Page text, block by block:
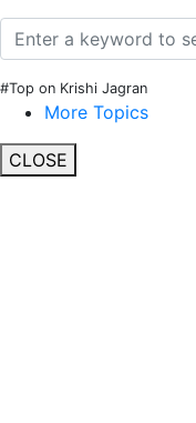
#Top on Krishi Jagran
More Topics
CLOSE